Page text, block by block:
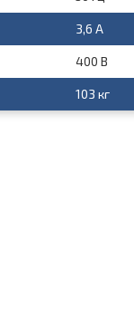
3,6 А
400 В
103 кг